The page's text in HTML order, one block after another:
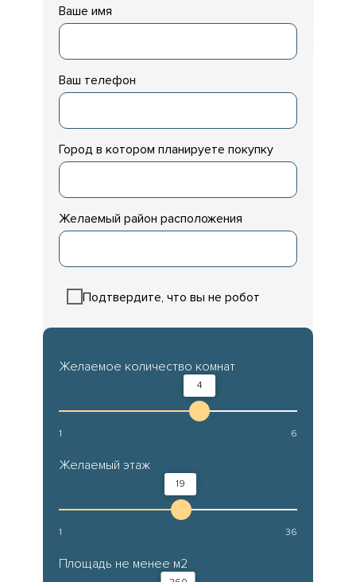
Город в котором планируете покупку
Ваше имя
Ваш телефон
Желаемый район расположения
Желаемое количество комнат
4
1 6
Желаемый этаж
19
1 36
Площадь не менее м2
Подтвердите, что вы не робот